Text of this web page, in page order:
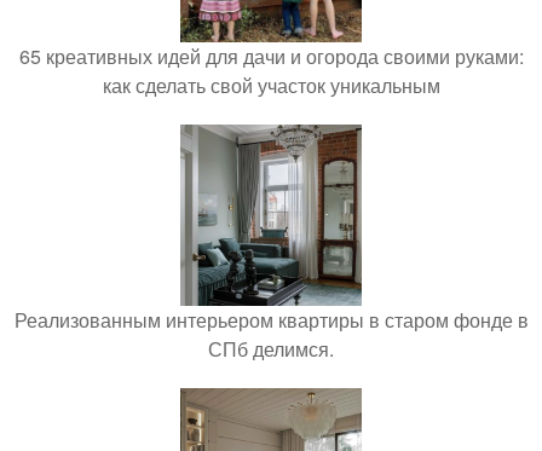
65 креативных идей для дачи и огорода своими руками:
как сделать свой участок уникальным
Реализованным интерьером квартиры в старом фонде в
СПб делимся.